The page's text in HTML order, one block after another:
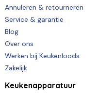
Annuleren & retourneren
Service & garantie
Blog
Over ons
Werken bij Keukenloods
Zakelijk
Keukenapparatuur